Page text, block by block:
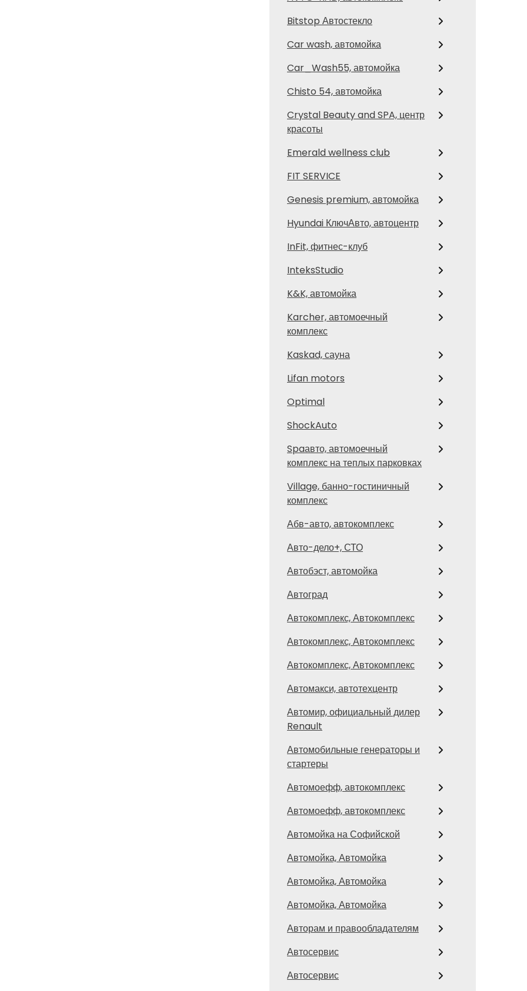
Bitstop Автостекло
Car wash, автомойка
Car_Wash55, автомойка
Chisto 54, автомойка
Crystal Beauty and SPA, центр
красоты
Emerald wellness club
FIT SERVICE
Genesis premium, автомойка
Hyundai КлючАвто, автоцентр
InFit, фитнес-клуб
InteksStudio
K&K, автомойка
Karcher, автомоечный
комплекс
Kaskad, сауна
Lifan motors
Optimal
ShockAuto
Spaавто, автомоечный
комплекс на теплых парковках
Village, банно-гостиничный
комплекс
Абв-авто, автокомплекс
Авто-дело+, СТО
Автобэст, автомойка
Автоград
Автокомплекс, Автокомплекс
Автокомплекс, Автокомплекс
Автокомплекс, Автокомплекс
Автомакси, автотехцентр
Автомир, официальный дилер
Renault
Автомобильные генераторы и
стартеры
Автомоефф, автокомплекс
Автомоефф, автокомплекс
Автомойка на Софийской
Автомойка, Автомойка
Автомойка, Автомойка
Автомойка, Автомойка
Авторам и правообладателям
Автосервис
Автосервис